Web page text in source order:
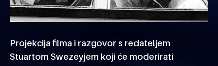
Projekcija filma i razgovor s redateljem
Stuartom Swezeyjem koji će moderirati